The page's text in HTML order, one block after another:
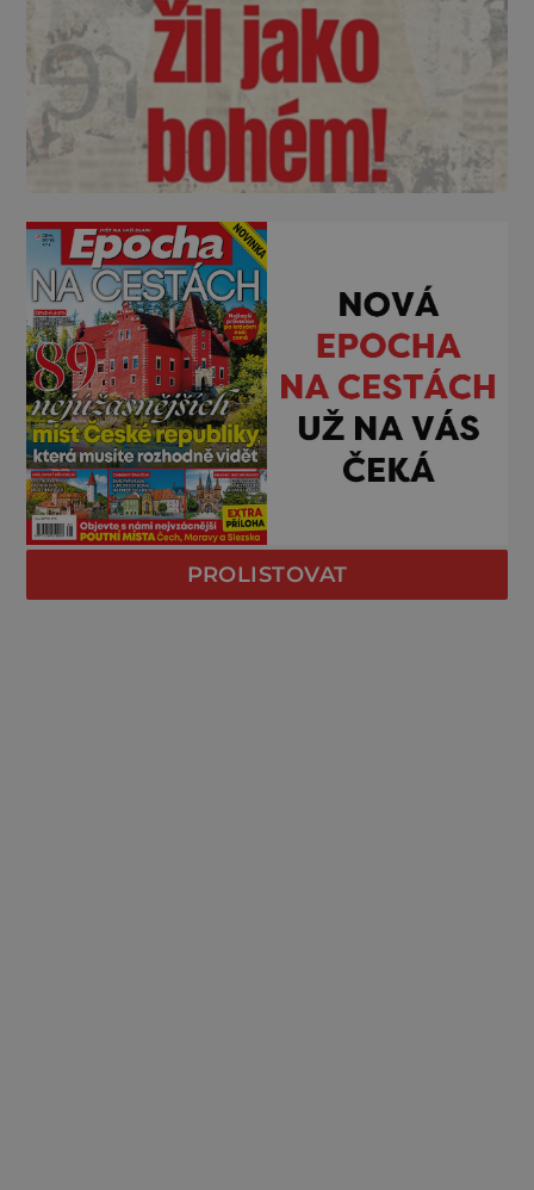
PROLISTOVAT